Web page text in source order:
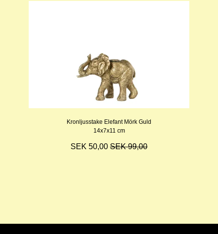
Kronljusstake Elefant Mörk Guld
14x7x11 cm
SEK 50,00 SEK 99,00